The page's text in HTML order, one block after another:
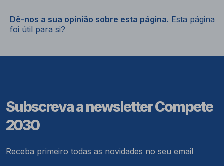
Dê-nos a sua opinião sobre esta página. Esta página
foi útil para si?
Subscreva a newsletter Compete
2030
Receba primeiro todas as novidades no seu email